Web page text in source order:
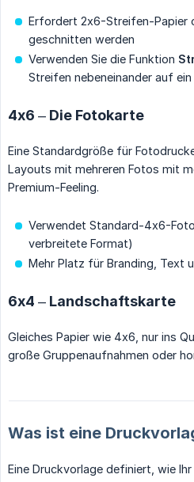
Erfordert 2x6-Streifen-Papier
geschnitten werden
Verwenden Sie die Funktion
Streifen nebeneinander auf
4x6 – Die Fotokarte
Eine Standardgröße für
Layouts mit mehreren Fotos mit
Premium-Feeling.
Verwendet Standard-4x6-
verbreitete Format)
Mehr Platz für Branding, Text
6x4 – Landschaftskarte
Gleiches Papier wie 4x6, nur ins
große Gruppenaufnahmen oder
Was ist eine
Eine Druckvorlage definiert, wie